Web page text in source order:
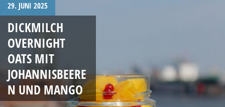
29. JUNI 2025
DICKMILCH
OVERNIGHT
OATS MIT
JOHANNISBEERE
N UND MANGO